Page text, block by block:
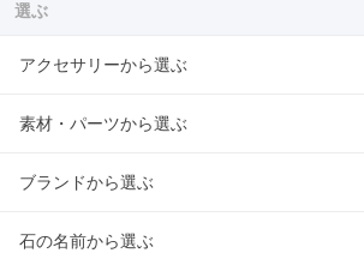
選ぶ
アクセサリーから選ぶ
素材・パーツから選ぶ
ブランドから選ぶ
石の名前から選ぶ